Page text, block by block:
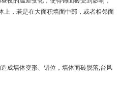
上，若是在大面积墙面中部，或者相邻面
墙体变形、错位，墙体面砖脱落;台风